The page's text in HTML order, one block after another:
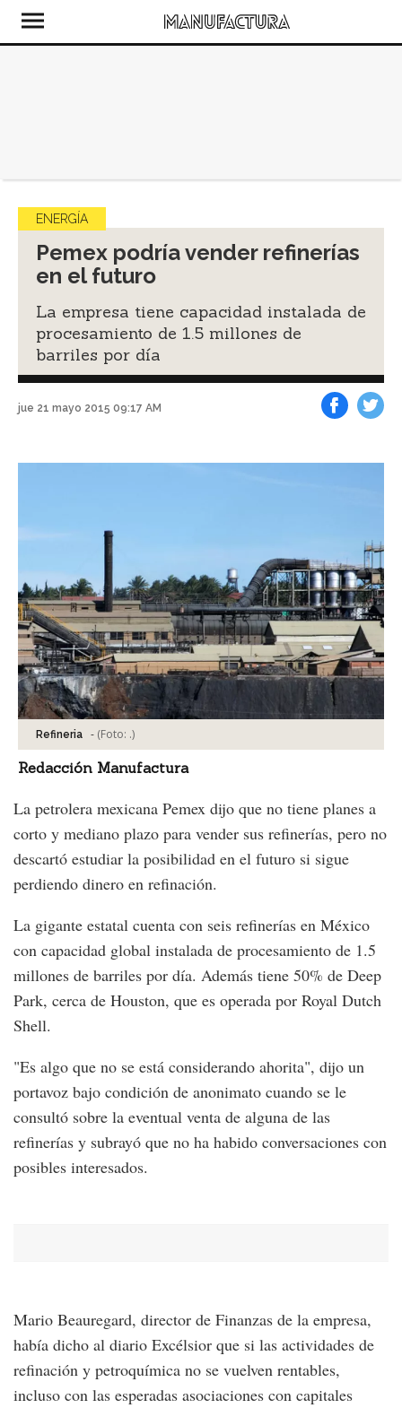
ENERGÍA
Pemex podría vender refinerías
en el futuro
La empresa tiene capacidad instalada de
procesamiento de 1.5 millones de
barriles por día
jue 21 mayo 2015 09:17 AM
Refineria - (Foto: .)
Redacción Manufactura
La petrolera mexicana Pemex dijo que no tiene planes a
corto y mediano plazo para vender sus refinerías, pero no
descartó estudiar la posibilidad en el futuro si sigue
perdiendo dinero en refinación.
La gigante estatal cuenta con seis refinerías en México
con capacidad global instalada de procesamiento de 1.5
millones de barriles por día. Además tiene 50% de Deep
Park, cerca de Houston, que es operada por Royal Dutch
Shell.
"Es algo que no se está considerando ahorita", dijo un
portavoz bajo condición de anonimato cuando se le
consultó sobre la eventual venta de alguna de las
refinerías y subrayó que no ha habido conversaciones con
posibles interesados.
Mario Beauregard, director de Finanzas de la empresa,
había dicho al diario Excélsior que si las actividades de
refinación y petroquímica no se vuelven rentables,
incluso con las esperadas asociaciones con capitales